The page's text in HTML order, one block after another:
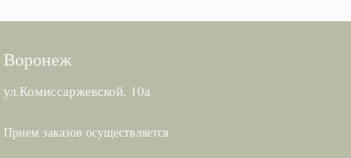
Прием заказов осуществляется
ул.Комиссаржевской, 10а
Воронеж